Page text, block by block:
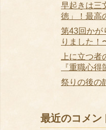
早起きは三
徳」！最高
第43回かが
りました！
上に立つ
『重職心
祭りの後の
最近のコメン